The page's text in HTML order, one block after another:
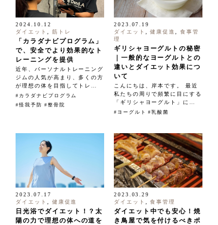
2024.10.12
ダイエット
筋トレ
「カラダナビプログラム」
で、安全でより効果的なト
レーニングを提供
近年、パーソナルトレーニング
ジムの人気が高まり、多くの方
が理想の体を目指してトレ…
カラダナビプログラム
怪我予防
整骨院
2023.07.19
ダイエット
,健康促進
食事管
理
ギリシャヨーグルトの秘密
｜一般的なヨーグルトとの
違いとダイエット効果につ
いて
こんにちは、岸本です。 最近
私たちの周りで頻繁に目にする
「ギリシャヨーグルト」に…
ヨーグルト 乳酸菌
2023.07.17
ダイエット
健康促進
日光浴でダイエット！？太
陽の力で理想の体への道を
2023.03.29
ダイエット
,食事管理
ダイエット中でも安心！焼
き鳥屋で気を付けるべきポ